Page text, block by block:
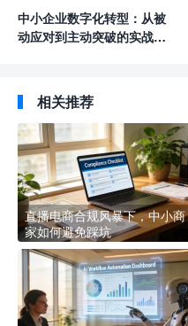
中小企业数字化转型：从被
动应对到主动突破的实战指
相关推荐
直播电商合规风暴下，中小商
家如何避免踩坑